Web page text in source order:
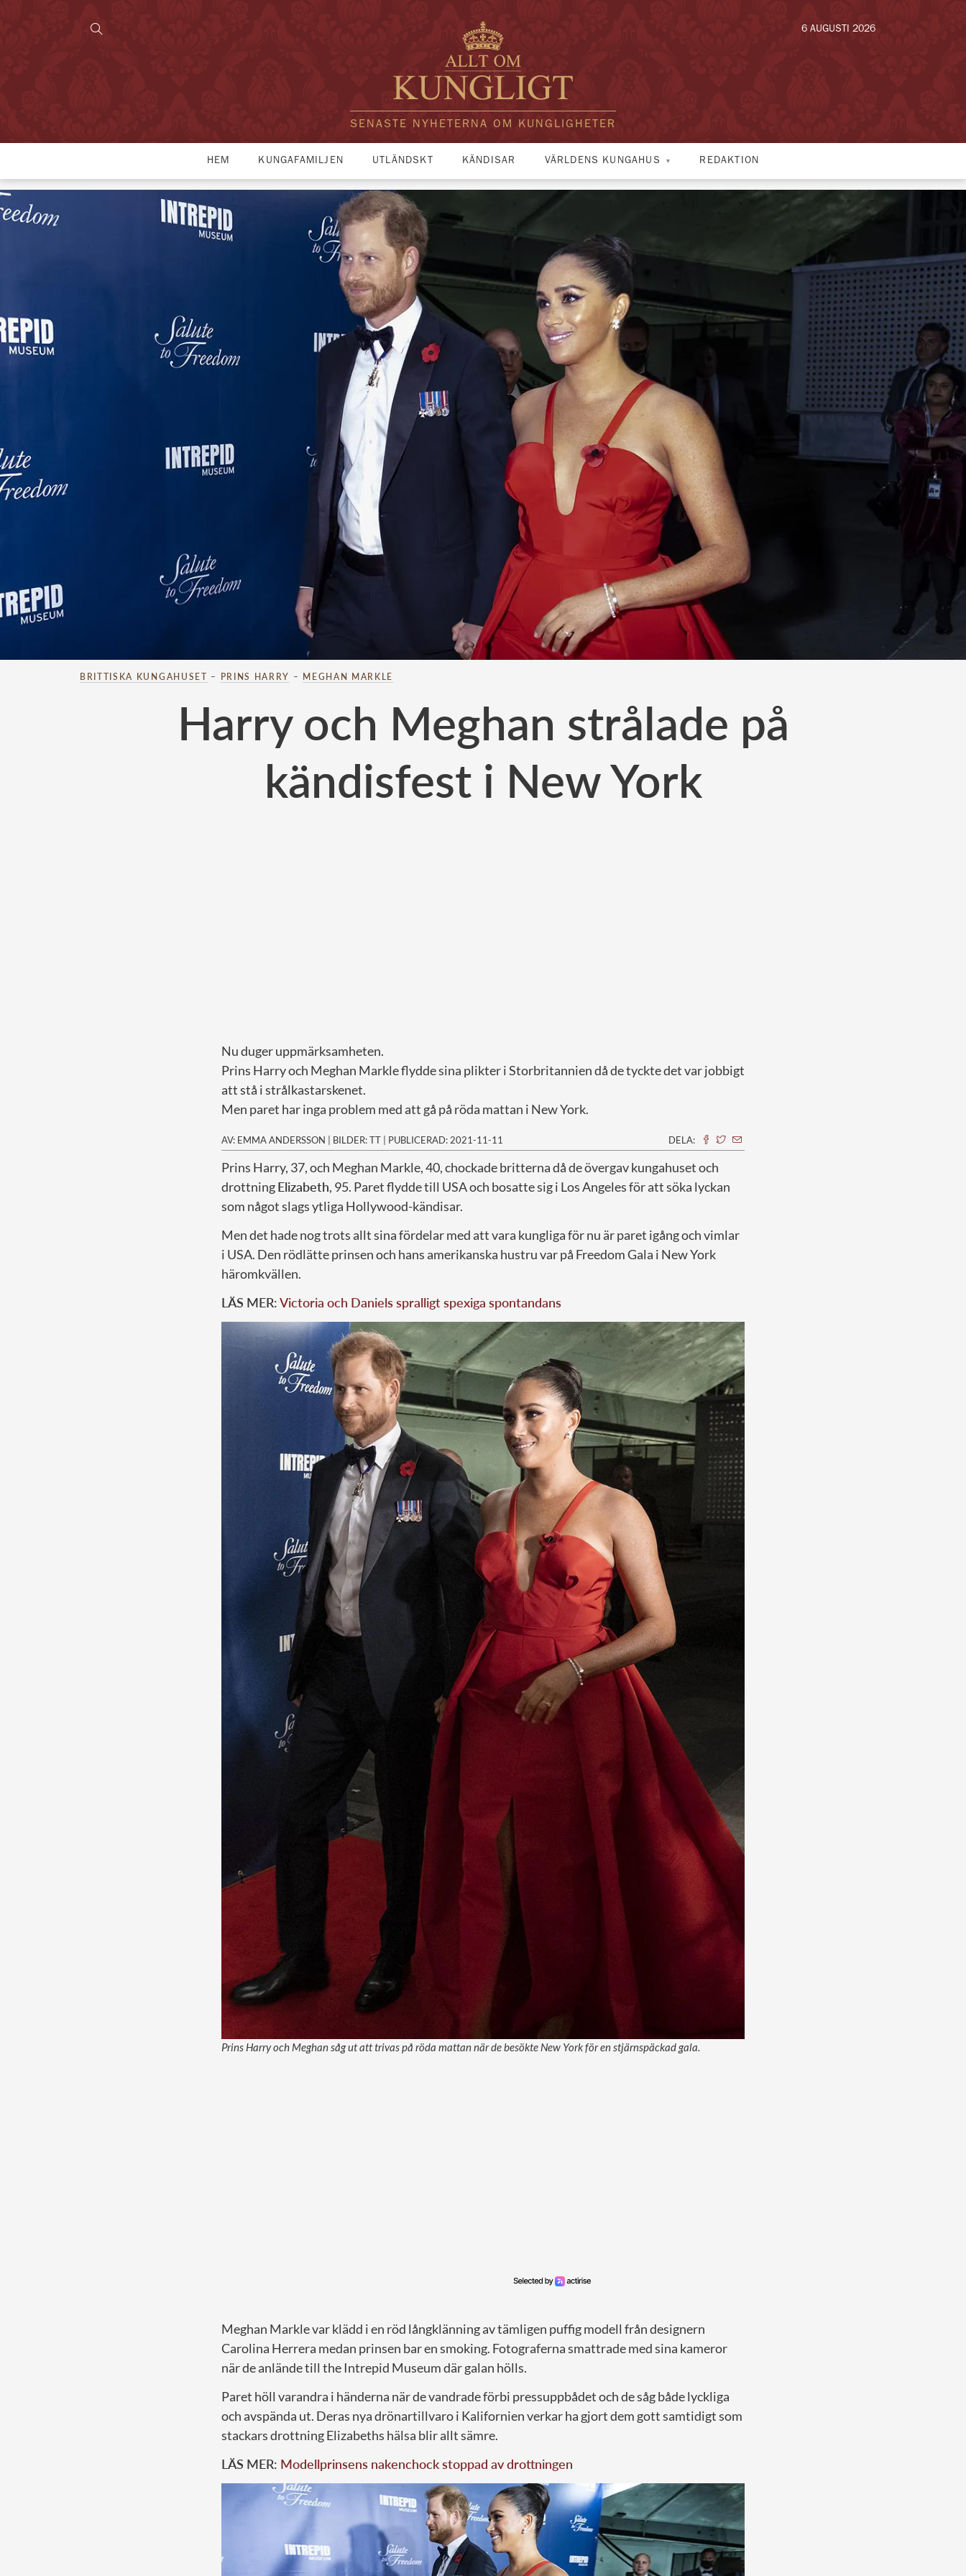
SENASTE NYHETERNA OM KUNGLIGHETER
6 AUGUSTI 2026
HEM KUNGAFAMILJEN UTLÄNDSKT KÄNDISAR VÄRLDENS KUNGAHUS REDAKTION
BRITTISKA KUNGAHUSET – PRINS HARRY – MEGHAN MARKLE
Harry och Meghan strålade på
kändisfest i New York
Nu duger uppmärksamheten.
Prins Harry och Meghan Markle flydde sina plikter i Storbritannien då de tyckte det var jobbigt
att stå i strålkastarskenet.
Men paret har inga problem med att gå på röda mattan i New York.
AV: EMMA ANDERSSON | BILDER: TT | PUBLICERAD: 2021-11-11 DELA:
Prins Harry, 37, och Meghan Markle, 40, chockade britterna då de övergav kungahuset och
drottningElizabeth, 95. Paret flydde till USA och bosatte sig i Los Angeles för att söka lyckan
som något slags ytliga Hollywood-kändisar.
Men det hade nog trots allt sina fördelar med att vara kungliga för nu är paret igång och vimlar
i USA. Den rödlätte prinsen och hans amerikanska hustru var på Freedom Gala i New York
häromkvällen.
LÄS MER:Victoria och Daniels spralligt spexiga spontandans
Prins Harry och Meghan såg ut att trivas på röda mattan när de besökte New York för en stjärnspäckad gala.
Meghan Markle var klädd i en röd långklänning av tämligen puffig modell från designern
Carolina Herrera medan prinsen bar en smoking. Fotograferna smattrade med sina kameror
när de anlände till the Intrepid Museum där galan hölls.
Paret höll varandra i händerna när de vandrade förbi pressuppbådet och de såg både lyckliga
och avspända ut. Deras nya drönartillvaro i Kalifornien verkar ha gjort dem gott samtidigt som
stackars drottning Elizabeths hälsa blir allt sämre.
LÄS MER: Modellprinsens nakenchock stoppad av drottningen